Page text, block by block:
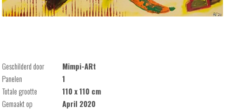
Geschilderd door
Mimpi-ARt
Panelen
1
Totale grootte
110 x 110 cm
Gemaakt op
April 2020